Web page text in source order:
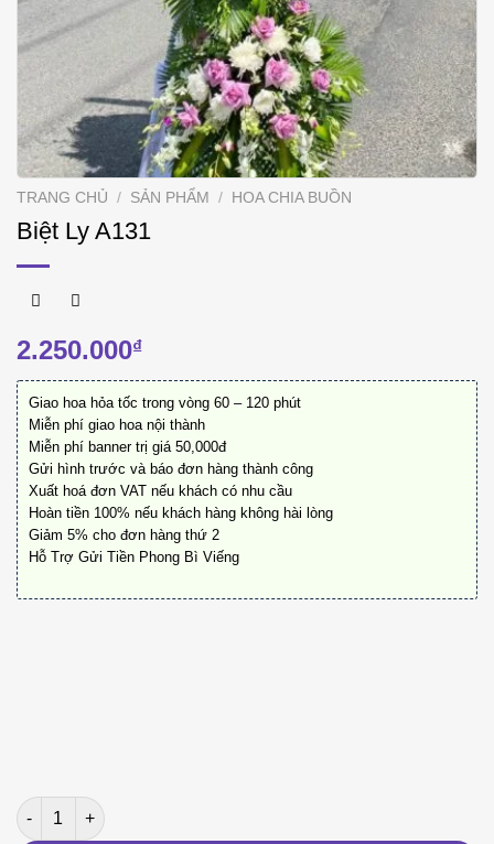
TRANG CHỦ / SẢN PHẨM / HOA CHIA BUỒN
Biệt Ly A131
2.250.000₫
Giao hoa hỏa tốc trong vòng 60 – 120 phút
Miễn phí giao hoa nội thành
Miễn phí banner trị giá 50,000đ
Gửi hình trước và báo đơn hàng thành công
Xuất hoá đơn VAT nếu khách có nhu cầu
Hoàn tiền 100% nếu khách hàng không hài lòng
Giảm 5% cho đơn hàng thứ 2
Hỗ Trợ Gửi Tiền Phong Bì Viếng
Biệt Ly A131 số lượng